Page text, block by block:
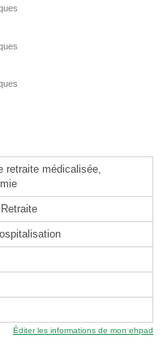
retraite médicalisée,
Éditer les informations de mon ehpad